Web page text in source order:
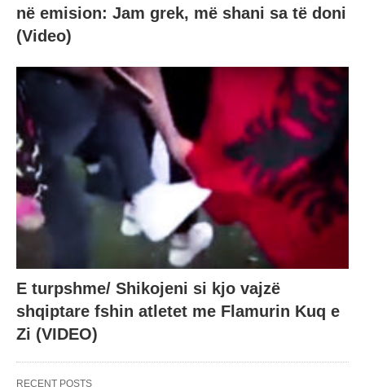
në emision: Jam grek, më shani sa të doni
(Video)
E turpshme/ Shikojeni si kjo vajzë
shqiptare fshin atletet me Flamurin Kuq e
Zi (VIDEO)
RECENT POSTS